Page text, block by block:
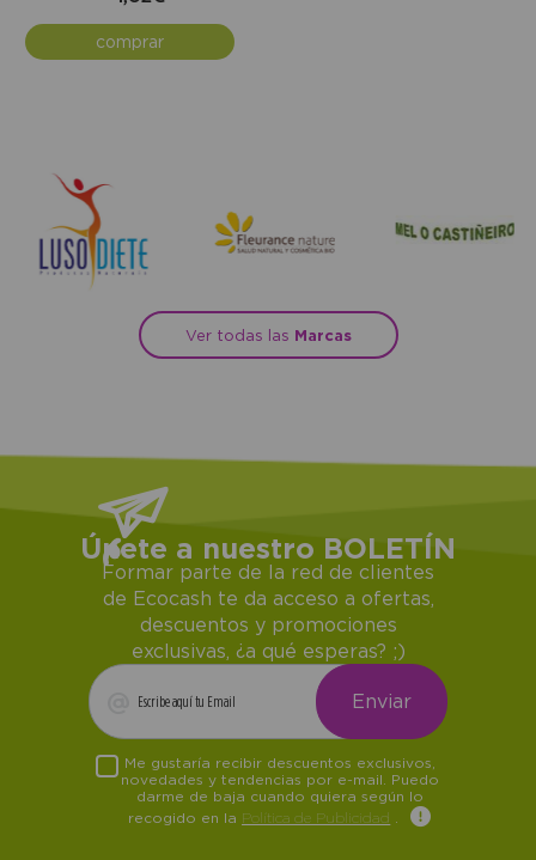
comprar
Ver todas las Marcas
Únete a nuestro BOLETÍN
Formar parte de la red de clientes
de Ecocash te da acceso a ofertas,
descuentos y promociones
exclusivas, ¿a qué esperas? ;)
Me gustaría recibir descuentos exclusivos,
novedades y tendencias por e-mail. Puedo
darme de baja cuando quiera según lo
recogido en la Política de Publicidad